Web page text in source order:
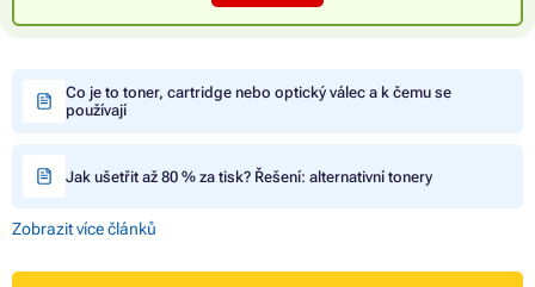
Co je to toner, cartridge nebo optický válec a k čemu se
používají
Jak ušetřit až 80 % za tisk? Řešení: alternativní tonery
Zobrazit více článků